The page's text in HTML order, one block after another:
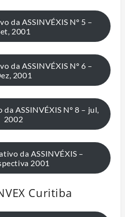
da ASSINVÉXIS Nº 5 –
2001
da ASSINVÉXIS Nº 6 –
2001
ASSINVÉXIS Nº 8 – jul,
2002
da ASSINVÉXIS –
2001
Curitiba